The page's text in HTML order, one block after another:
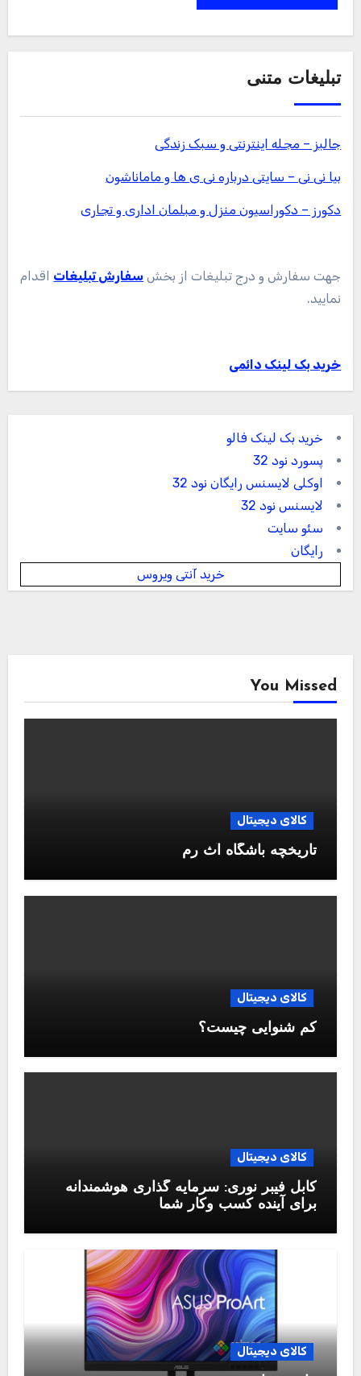
تبلیغات متنی
جالبز – مجله اینترنتی و سبک زندگی
بیا نی نی – سایتی درباره نی ی ها و ماماناشون
دکورز – دکوراسیون منزل و مبلمان اداری و تجاری
جهت سفارش و درج تبلیغات از بخش سفارش تبلیغات اقدام
نمایید.
خرید بک لینک دائمی
خرید بک لینک فالو
پسورد نود 32
اوکلی لایسنس رایگان نود 32
لایسنس نود 32
سئو سایت
رایگان
خرید آنتی ویروس
You Missed
کالای دیجیتال
تاریخچه باشگاه آث رم
کالای دیجیتال
کم شنوایی چیست؟
کالای دیجیتال
کابل فیبر نوری: سرمایه گذاری هوشمندانه
برای آینده کسب وکار شما
کالای دیجیتال